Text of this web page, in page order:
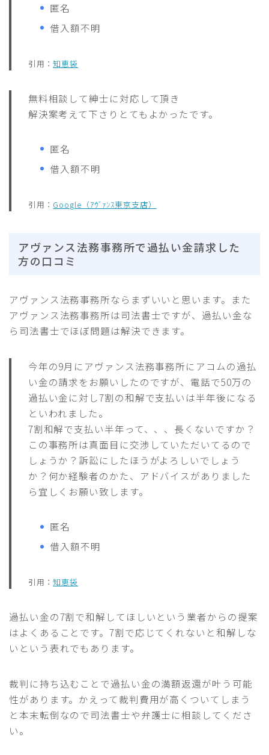
匿名
借入額不明
引用：知恵袋
無料相談して紳士に対応して頂き
解決案考えて下さりとてもよかったです。
匿名
借入額不明
引用： Google（ｱｳﾞｧﾝｽ東京支店）
アヴァンス法務事務所で過払い金請求した
方の口コミ
アヴァンス法務事務所ならまずいいと思います。また
アヴァンス法務事務所は司法書士ですが、過払い金な
ら司法書士でほぼ問題は解決できます。
今年の9月にアヴァンス法務事務所にアコムの過払
い金の請求をお願いしたのですが、電話で50万の
過払い金に対し7割の和解で支払いは半年後になる
といわれました。
7割和解で支払い半年って、、、長くないですか？
この事務所は真面目に交渉していただいてるので
しょうか？訴訟にしたほうがよろしいでしょう
か？何か経験者のかた、アドバイスがありました
ら宜しくお願い致します。
匿名
借入額不明
引用：知恵袋
過払い金の7割で和解してほしいという業者からの提案
はよくあることです。7割で応じてくれないと和解しな
いという表れでもあります。
裁判に持ち込むことで過払い金の満額返還が叶う可能
性があります。かえって裁判費用が高くついてしまう
と本末転倒なので司法書士や弁護士に相談してくださ
い。